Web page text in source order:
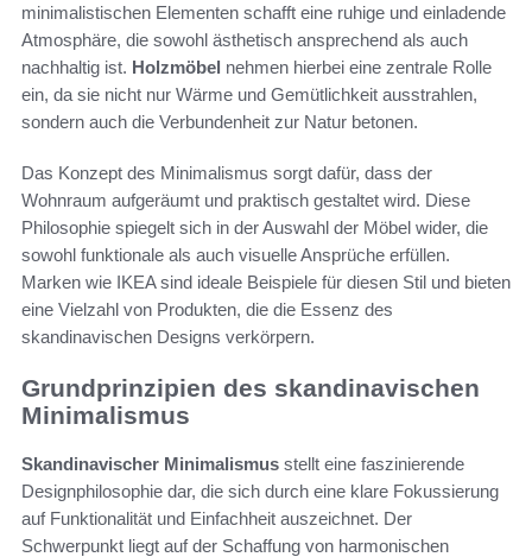
minimalistischen Elementen schafft eine ruhige und einladende
Atmosphäre, die sowohl ästhetisch ansprechend als auch
nachhaltig ist. Holzmöbel nehmen hierbei eine zentrale Rolle
ein, da sie nicht nur Wärme und Gemütlichkeit ausstrahlen,
sondern auch die Verbundenheit zur Natur betonen.
Das Konzept des Minimalismus sorgt dafür, dass der
Wohnraum aufgeräumt und praktisch gestaltet wird. Diese
Philosophie spiegelt sich in der Auswahl der Möbel wider, die
sowohl funktionale als auch visuelle Ansprüche erfüllen.
Marken wie IKEA sind ideale Beispiele für diesen Stil und bieten
eine Vielzahl von Produkten, die die Essenz des
skandinavischen Designs verkörpern.
Grundprinzipien des skandinavischen
Minimalismus
Skandinavischer Minimalismus stellt eine faszinierende
Designphilosophie dar, die sich durch eine klare Fokussierung
auf Funktionalität und Einfachheit auszeichnet. Der
Schwerpunkt liegt auf der Schaffung von harmonischen